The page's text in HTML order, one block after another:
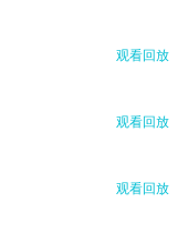
观看回放
观看回放
观看回放